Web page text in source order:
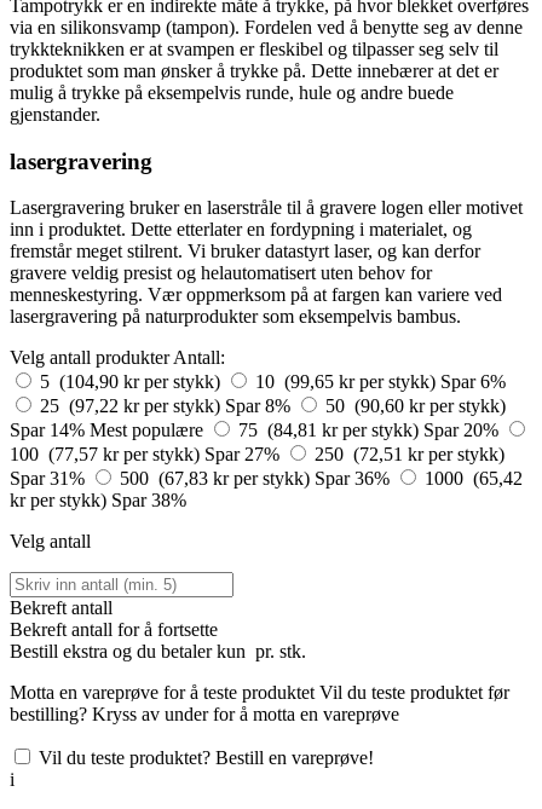
Tampotrykk er en indirekte måte å trykke, på hvor blekket overføres
via en silikonsvamp (tampon). Fordelen ved å benytte seg av denne
trykkteknikken er at svampen er fleskibel og tilpasser seg selv til
produktet som man ønsker å trykke på. Dette innebærer at det er
mulig å trykke på eksempelvis runde, hule og andre buede
gjenstander.
lasergravering
Lasergravering bruker en laserstråle til å gravere logen eller motivet
inn i produktet. Dette etterlater en fordypning i materialet, og
fremstår meget stilrent. Vi bruker datastyrt laser, og kan derfor
gravere veldig presist og helautomatisert uten behov for
menneskestyring. Vær oppmerksom på at fargen kan variere ved
lasergravering på naturprodukter som eksempelvis bambus.
Velg antall produkter Antall:
5 (104,90 kr per stykk)
10 (99,65 kr per stykk) Spar 6%
25 (97,22 kr per stykk) Spar 8%
50 (90,60 kr per stykk)
Spar 14% Mest populære 75 (84,81 kr per stykk) Spar 20%
100 (77,57 kr per stykk) Spar 27%
250 (72,51 kr per stykk)
Spar 31%
500 (67,83 kr per stykk) Spar 36%
1000 (65,42
kr per stykk) Spar 38%
Velg antall
Bekreft antall
Bekreft antall for å fortsette
Bestill ekstra og du betaler kun pr. stk.
Motta en vareprøve for å teste produktet Vil du teste produktet før
bestilling? Kryss av under for å motta en vareprøve
Vil du teste produktet? Bestill en vareprøve!
i